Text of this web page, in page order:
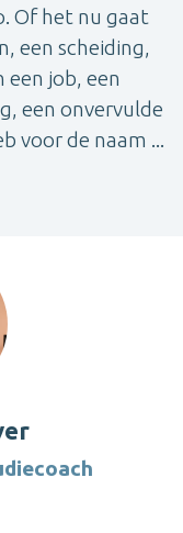
Of het nu gaat
een scheiding,
een job, een
een onvervulde
voor de naam ...